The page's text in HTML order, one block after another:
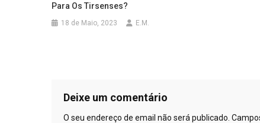
Para Os Tirsenses?
18 de Maio, 2023 E.M.
Deixe um comentário
O seu endereço de email não será publicado.